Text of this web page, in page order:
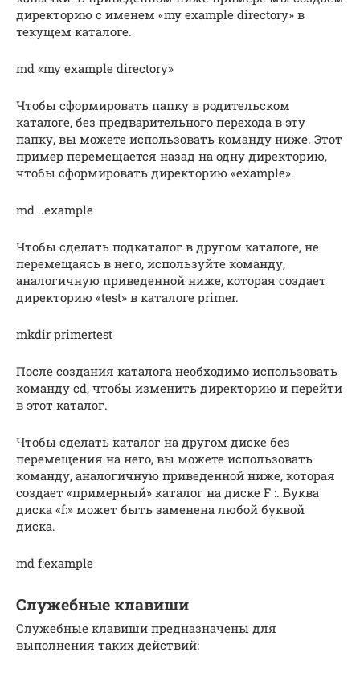
директорию с именем «my example directory» в
текущем каталоге.
md «my example directory»
Чтобы сформировать папку в родительском
каталоге, без предварительного перехода в эту
папку, вы можете использовать команду ниже. Этот
пример перемещается назад на одну директорию,
чтобы сформировать директорию «example».
md ..example
Чтобы сделать подкаталог в другом каталоге, не
перемещаясь в него, используйте команду,
аналогичную приведенной ниже, которая создает
директорию «test» в каталоге primer.
mkdir primertest
После создания каталога необходимо использовать
команду cd, чтобы изменить директорию и перейти
в этот каталог.
Чтобы сделать каталог на другом диске без
перемещения на него, вы можете использовать
команду, аналогичную приведенной ниже, которая
создает «примерный» каталог на диске F :. Буква
диска «f:» может быть заменена любой буквой
диска.
md f:example
Служебные клавиши
Служебные клавиши предназначены для
выполнения таких действий: